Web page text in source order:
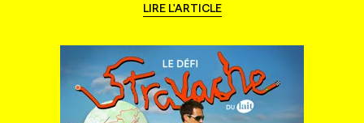
LIRE L'ARTICLE